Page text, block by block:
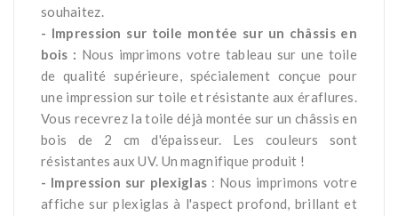
souhaitez.
- Impression sur toile montée sur un châssis en
bois : Nous imprimons votre tableau sur une toile
de qualité supérieure, spécialement conçue pour
une impression sur toile et résistante aux éraflures.
Vous recevrez la toile déjà montée sur un châssis en
bois de 2 cm d'épaisseur. Les couleurs sont
résistantes aux UV. Un magnifique produit !
- Impression sur plexiglas : Nous imprimons votre
affiche sur plexiglas à l'aspect profond, brillant et